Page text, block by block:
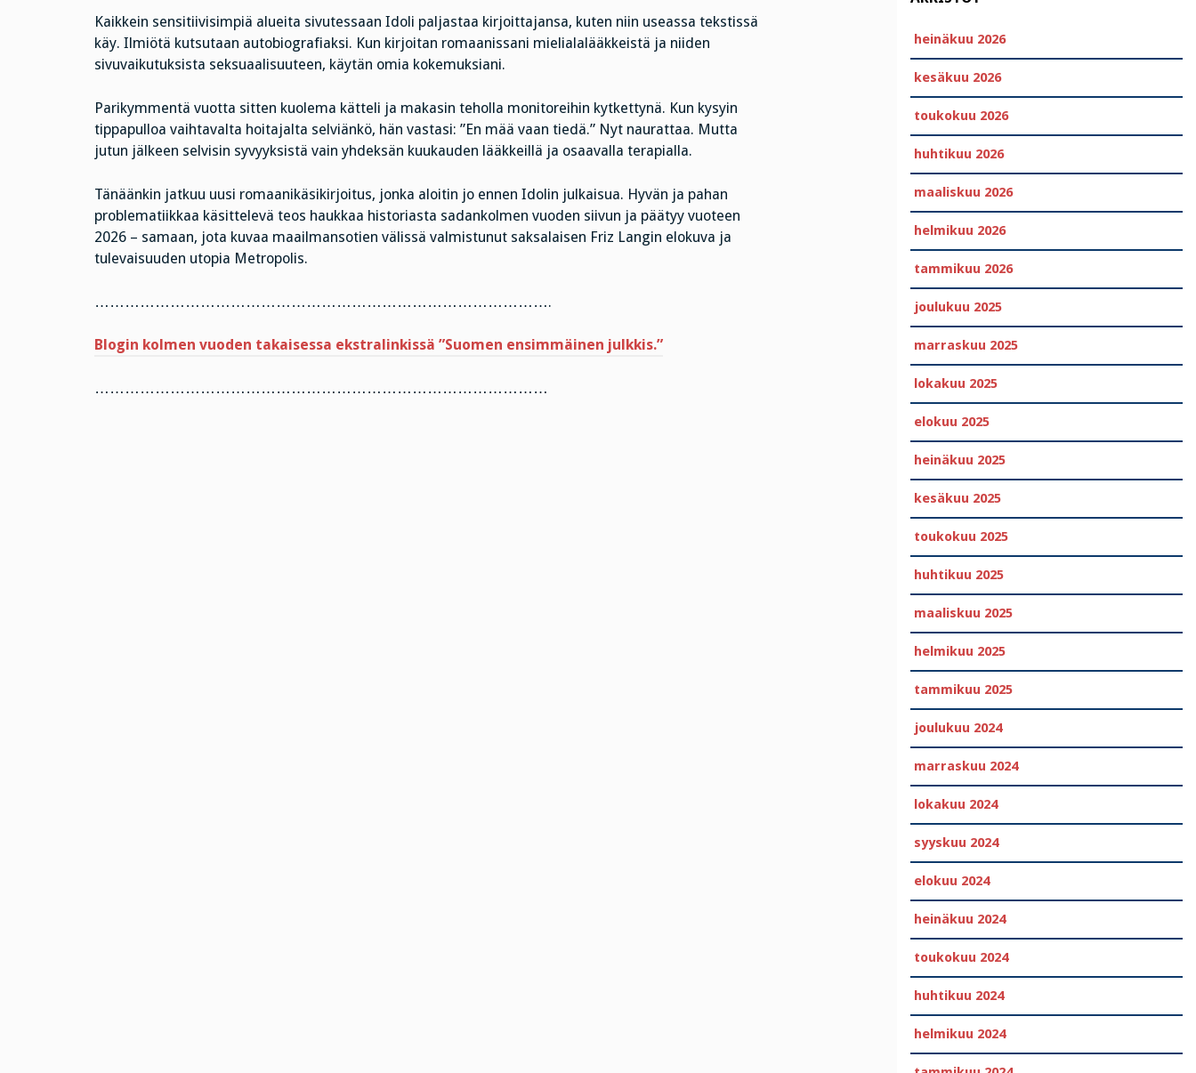
Kaikkein sensitiivisimpiä alueita sivutessaan Idoli paljastaa kirjoittajansa, kuten niin useassa tekstissä
käy. Ilmiötä kutsutaan autobiografiaksi. Kun kirjoitan romaanissani mielialalääkkeistä ja niiden
sivuvaikutuksista seksuaalisuuteen, käytän omia kokemuksiani.
Parikymmentä vuotta sitten kuolema kätteli ja makasin teholla monitoreihin kytkettynä. Kun kysyin
tippapulloa vaihtavalta hoitajalta selviänkö, hän vastasi: ”En mää vaan tiedä.” Nyt naurattaa. Mutta
jutun jälkeen selvisin syvyyksistä vain yhdeksän kuukauden lääkkeillä ja osaavalla terapialla.
Tänäänkin jatkuu uusi romaanikäsikirjoitus, jonka aloitin jo ennen Idolin julkaisua. Hyvän ja pahan
problematiikkaa käsittelevä teos haukkaa historiasta sadankolmen vuoden siivun ja päätyy vuoteen
2026 – samaan, jota kuvaa maailmansotien välissä valmistunut saksalaisen Friz Langin elokuva ja
tulevaisuuden utopia Metropolis.
……………………………………………………………………………….
Blogin kolmen vuoden takaisessa ekstralinkissä ”Suomen ensimmäinen julkkis.”
………………………………………………………………………………
heinäkuu 2026
kesäkuu 2026
toukokuu 2026
huhtikuu 2026
maaliskuu 2026
helmikuu 2026
tammikuu 2026
joulukuu 2025
marraskuu 2025
lokakuu 2025
elokuu 2025
heinäkuu 2025
kesäkuu 2025
toukokuu 2025
huhtikuu 2025
maaliskuu 2025
helmikuu 2025
tammikuu 2025
joulukuu 2024
marraskuu 2024
lokakuu 2024
syyskuu 2024
elokuu 2024
heinäkuu 2024
toukokuu 2024
huhtikuu 2024
helmikuu 2024